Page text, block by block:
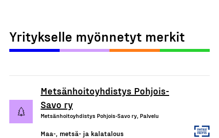
Yritykselle myönnetyt merkit
Metsänhoitoyhdistys Pohjois-
Savo ry
Metsänhoitoyhdistys Pohjois-Savo ry, Palvelu
Maa-, metsä- ja kalatalous